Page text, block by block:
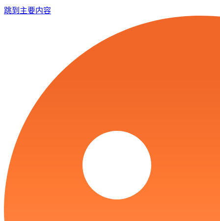
跳到主要内容